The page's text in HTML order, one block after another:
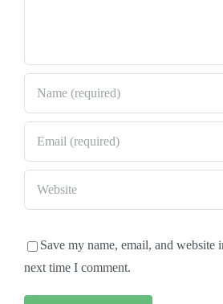
Save my name, email, and website
next time I comment.